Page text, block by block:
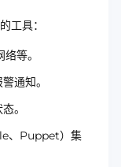
工具：
等。
通知。
。
、Puppet）集